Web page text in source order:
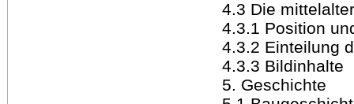
4.3 Die
4.3.1 Position
4.3.2 Einteilung
4.3.3 Bildinhalte
5. Geschichte